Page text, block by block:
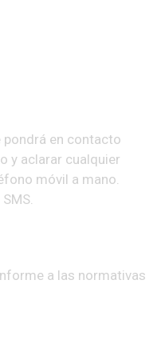
en contacto
y aclarar cualquier
móvil a mano.
a las normativas